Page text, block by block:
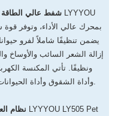
2. شفط عالي
يضمن تنظيفًا شاملاً لفرو
إزالة الشعر السائب والأوساخ
ونظيفًا. تأتي المكنسة
وأداة الشقوق وأداة الحيوانات الأليفة، لتلبية احتياجات التنظيف المختلفة.
3. نظام